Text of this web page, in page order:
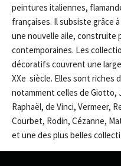
peintures italiennes,
françaises. Il subsiste grâce
une nouvelle aile, construite
contemporaines. Les
décoratifs couvrent une
XXe siècle. Elles sont riches
notamment celles de Giotto,
Raphaël, de Vinci, Vermeer,
Courbet, Rodin, Cézanne,
et une des plus belles